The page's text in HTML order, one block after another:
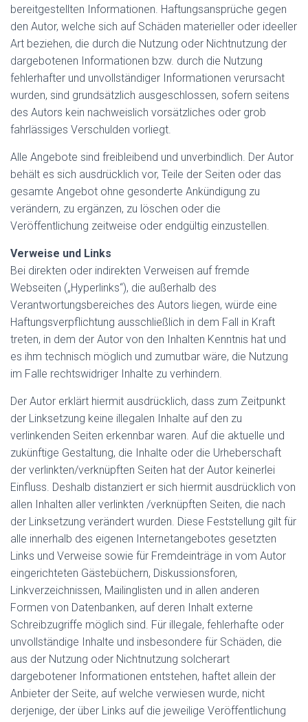
bereitgestellten Informationen. Haftungsansprüche gegen
den Autor, welche sich auf Schäden materieller oder ideeller
Art beziehen, die durch die Nutzung oder Nichtnutzung der
dargebotenen Informationen bzw. durch die Nutzung
fehlerhafter und unvollständiger Informationen verursacht
wurden, sind grundsätzlich ausgeschlossen, sofern seitens
des Autors kein nachweislich vorsätzliches oder grob
fahrlässiges Verschulden vorliegt.
Alle Angebote sind freibleibend und unverbindlich. Der Autor
behält es sich ausdrücklich vor, Teile der Seiten oder das
gesamte Angebot ohne gesonderte Ankündigung zu
verändern, zu ergänzen, zu löschen oder die
Veröffentlichung zeitweise oder endgültig einzustellen.
Verweise und Links
Bei direkten oder indirekten Verweisen auf fremde
Webseiten („Hyperlinks“), die außerhalb des
Verantwortungsbereiches des Autors liegen, würde eine
Haftungsverpflichtung ausschließlich in dem Fall in Kraft
treten, in dem der Autor von den Inhalten Kenntnis hat und
es ihm technisch möglich und zumutbar wäre, die Nutzung
im Falle rechtswidriger Inhalte zu verhindern.
Der Autor erklärt hiermit ausdrücklich, dass zum Zeitpunkt
der Linksetzung keine illegalen Inhalte auf den zu
verlinkenden Seiten erkennbar waren. Auf die aktuelle und
zukünftige Gestaltung, die Inhalte oder die Urheberschaft
der verlinkten/verknüpften Seiten hat der Autor keinerlei
Einfluss. Deshalb distanziert er sich hiermit ausdrücklich von
allen Inhalten aller verlinkten /verknüpften Seiten, die nach
der Linksetzung verändert wurden. Diese Feststellung gilt für
alle innerhalb des eigenen Internetangebotes gesetzten
Links und Verweise sowie für Fremdeinträge in vom Autor
eingerichteten Gästebüchern, Diskussionsforen,
Linkverzeichnissen, Mailinglisten und in allen anderen
Formen von Datenbanken, auf deren Inhalt externe
Schreibzugriffe möglich sind. Für illegale, fehlerhafte oder
unvollständige Inhalte und insbesondere für Schäden, die
aus der Nutzung oder Nichtnutzung solcherart
dargebotener Informationen entstehen, haftet allein der
Anbieter der Seite, auf welche verwiesen wurde, nicht
derjenige, der über Links auf die jeweilige Veröffentlichung